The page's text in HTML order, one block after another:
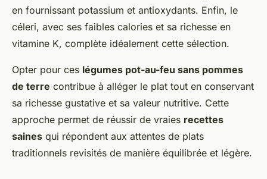
en fournissant potassium et antioxydants. Enfin, le
céleri, avec ses faibles calories et sa richesse en
vitamine K, complète idéalement cette sélection.
Opter pour ces légumes pot-au-feu sans pommes
de terre contribue à alléger le plat tout en conservant
sa richesse gustative et sa valeur nutritive. Cette
approche permet de réussir de vraies recettes
saines qui répondent aux attentes de plats
traditionnels revisités de manière équilibrée et légère.